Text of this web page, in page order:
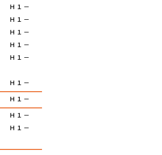
Ｈ １ －
Ｈ １ －
Ｈ １ －
Ｈ １ －
Ｈ １ －
Ｈ １ －
Ｈ １ －
Ｈ １ －
Ｈ １ －